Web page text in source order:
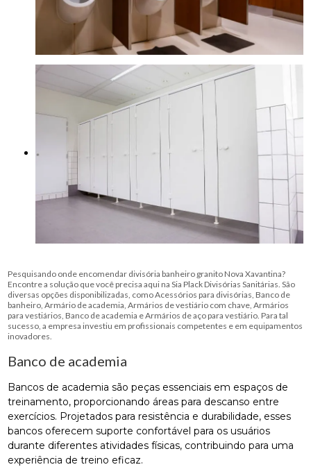
Pesquisando onde encomendar divisória banheiro granito Nova Xavantina?
Encontre a solução que você precisa aqui na Sia Plack Divisórias Sanitárias. São
diversas opções disponibilizadas, como Acessórios para divisórias, Banco de
banheiro, Armário de academia, Armários de vestiário com chave, Armários
para vestiários, Banco de academia e Armários de aço para vestiário. Para tal
sucesso, a empresa investiu em profissionais competentes e em equipamentos
inovadores.
Banco de academia
Bancos de academia são peças essenciais em espaços de
treinamento, proporcionando áreas para descanso entre
exercícios. Projetados para resistência e durabilidade, esses
bancos oferecem suporte confortável para os usuários
durante diferentes atividades físicas, contribuindo para uma
experiência de treino eficaz.